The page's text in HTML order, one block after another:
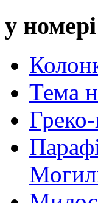
у номері
Тема
Греко-